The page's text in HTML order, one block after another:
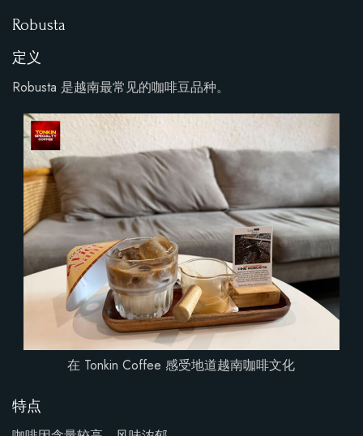
Robusta
定义
Robusta 是越南最常见的咖啡豆品种。
在 Tonkin Coffee 感受地道越南咖啡文化
特点